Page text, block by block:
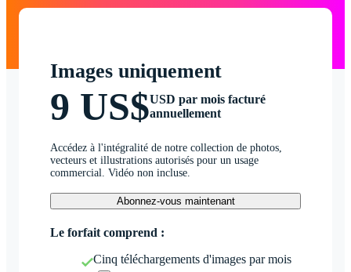
Images uniquement
9 US$USD par mois facturé
annuellement
Accédez à l'intégralité de notre collection de photos,
vecteurs et illustrations autorisés pour un usage
commercial. Vidéo non incluse.
Abonnez-vous maintenant
Le forfait comprend :
Cinq téléchargements d'images par mois